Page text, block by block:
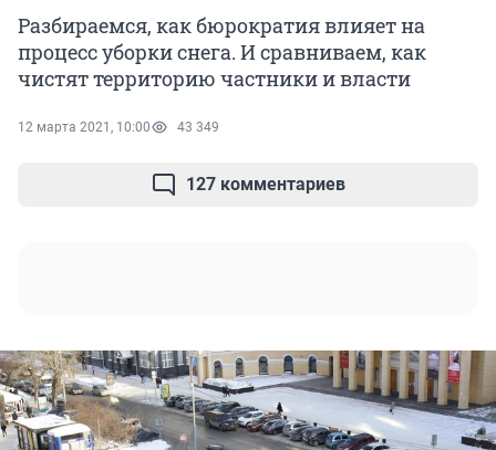
Разбираемся, как бюрократия влияет на
процесс уборки снега. И сравниваем, как
чистят территорию частники и власти
12 марта 2021, 10:00 43 349
127 комментариев